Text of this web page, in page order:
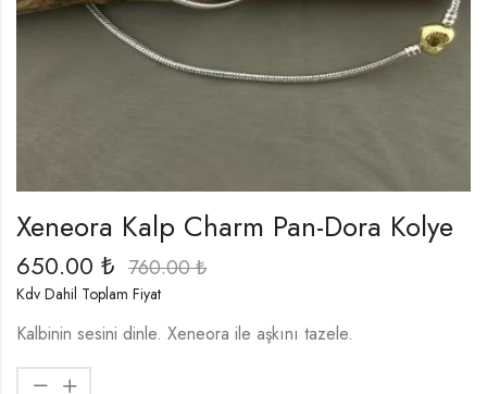
Xeneora Kalp Charm Pan-Dora Kolye
650.00 ₺ 760.00₺
Kdv Dahil Toplam Fiyat
Kalbinin sesini dinle. Xeneora ile aşkını tazele.